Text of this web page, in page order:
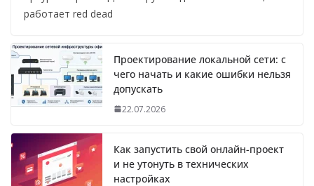
работает red dead
Проектирование локальной сети: с
чего начать и какие ошибки нельзя
допускать
22.07.2026
Как запустить свой онлайн-проект
и не утонуть в технических
настройках